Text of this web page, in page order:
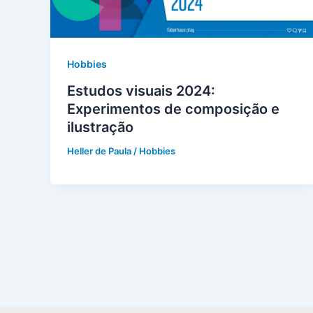
Hobbies
Estudos visuais 2024:
Experimentos de composição e
ilustração
Heller de Paula / Hobbies